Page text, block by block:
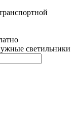
светильники